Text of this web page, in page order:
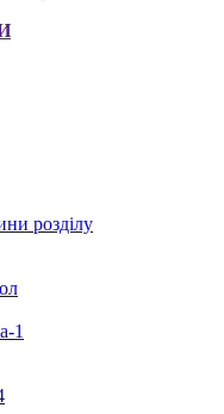
розділу
1